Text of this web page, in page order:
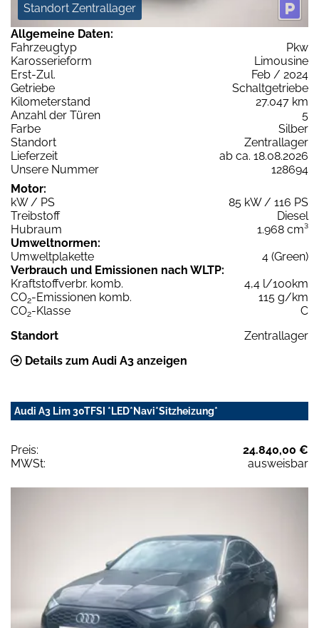
Standort Zentrallager
Allgemeine Daten:
Fahrzeugtyp
Pkw
Karosserieform
Limousine
Erst-Zul.
Feb / 2024
Getriebe
Schaltgetriebe
Kilometerstand
27.047 km
Anzahl der Türen
5
Farbe
Silber
Standort
Zentrallager
Lieferzeit
ab ca. 18.08.2026
Unsere Nummer
128694
Motor:
kW / PS
85 kW / 116 PS
Treibstoff
Diesel
Hubraum
1.968 cm³
Umweltnormen:
Umweltplakette
4 (Green)
Verbrauch und Emissionen nach WLTP:
Kraftstoffverbr. komb.
4,4 l/100km
CO2-Emissionen komb.
115 g/km
CO2-Klasse
C
Standort
Zentrallager
Details zum Audi A3 anzeigen
Audi A3 Lim 30TFSI *LED*Navi*Sitzheizung*
Preis:
24.840,00 €
MWSt:
ausweisbar